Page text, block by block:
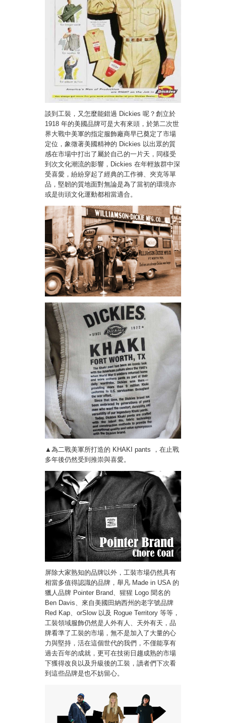
談到工裝，又怎麼能錯過 Dickies 呢？創立於
1918 年的美國品牌可是大有來頭，於第二次世
界大戰中美軍的指定服飾廠商早已奠定了市場
定位，象徵著美國精神的 Dickies 以出眾的質
感在市場中打出了屬於自己的一片天，同樣受
到次文化潮流的影響，Dickies 在年輕族群中深
受喜愛，紛紛穿起了經典的工作褲、夾克等單
品，堅韌的質地面對無論是為了當初的環境亦
或是街頭文化運動都相當適合。
▲為二戰美軍所打造的 KHAKI pants ，在止戰
多年後仍然受到推崇與喜愛。
屏除大家熟知的品牌以外，工裝市場仍然具有
相當多值得認識的品牌，舉凡 Made in USA 的
獵人品牌 Pointer Brand、猩猩 Logo 聞名的
Ben Davis、來自美國田納西州的老字號品牌
Red Kap、orSlow 以及 Rogue Territory 等等，
工裝領域服飾仍然是人外有人、天外有天，品
牌看準了工裝的市場，無不是加入了大量的心
力與堅持，活在這個世代的我們，不僅能享有
過去百年的成就，更可在技術日趨成熟的市場
下獲得改良以及升級後的工裝，讀者們下次看
到這些品牌是也不妨留心。